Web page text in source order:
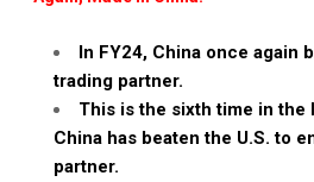
In FY24, China once again
trading partner.
This is the sixth time in the
China has beaten the U.S. to
partner.